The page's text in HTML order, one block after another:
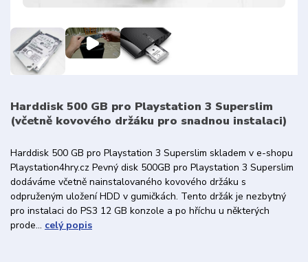
Harddisk 500 GB pro Playstation 3 Superslim
(včetně kovového držáku pro snadnou instalaci)
Harddisk 500 GB pro Playstation 3 Superslim skladem v e-shopu
Playstation4hry.cz Pevný disk 500GB pro Playstation 3 Superslim
dodáváme včetně nainstalovaného kovového držáku s
odpruženým uložení HDD v gumičkách. Tento držák je nezbytný
pro instalaci do PS3 12 GB konzole a po hříchu u některých
prode... celý popis